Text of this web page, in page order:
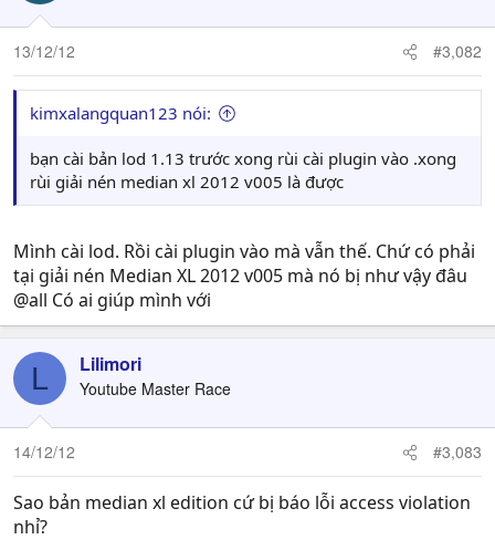
13/12/12 #3,082
kimxalangquan123 nói:
bạn cài bản lod 1.13 trước xong rùi cài plugin vào .xong
rùi giải nén median xl 2012 v005 là được
Mình cài lod. Rồi cài plugin vào mà vẫn thế. Chứ có phải
tại giải nén Median XL 2012 v005 mà nó bị như vậy đâu
@all Có ai giúp mình với
L Lilimori
Youtube Master Race
14/12/12 #3,083
Sao bản median xl edition cứ bị báo lỗi access violation
nhỉ?